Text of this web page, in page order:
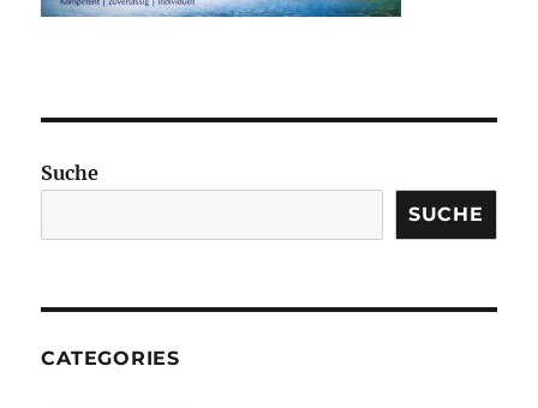
Suche
SUCHE
CATEGORIES